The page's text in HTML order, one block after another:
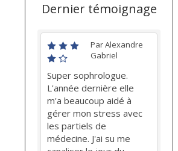
Dernier témoignage
Par Alexandre
Gabriel
Super sophrologue.
L'année dernière elle
m'a beaucoup aidé à
gérer mon stress avec
les partiels de
médecine. J'ai su me